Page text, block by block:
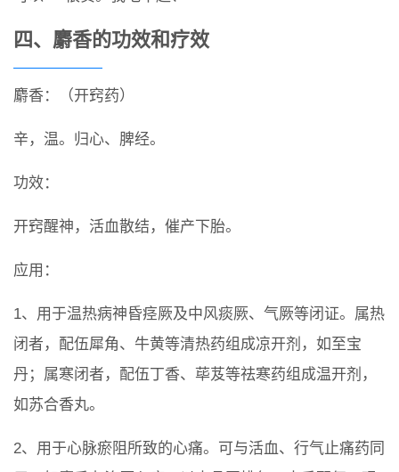
四、麝香的功效和疗效
麝香：（开窍药）
辛，温。归心、脾经。
功效：
开窍醒神，活血散结，催产下胎。
应用：
1、用于温热病神昏痉厥及中风痰厥、气厥等闭证。属热
闭者，配伍犀角、牛黄等清热药组成凉开剂，如至宝
丹；属寒闭者，配伍丁香、荜芨等祛寒药组成温开剂，
如苏合香丸。
2、用于心脉瘀阻所致的心痛。可与活血、行气止痛药同